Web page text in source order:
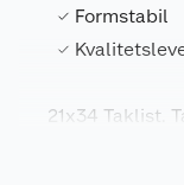
Formstabil
21x34 Taklist.
overgang
Last ned /
Størrelse